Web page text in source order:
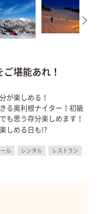
堪能あれ！
が楽しめる！
る奥利根ナイター！初級
も思う存分楽しめます！
しめる日も!?
ル レンタル レストラン